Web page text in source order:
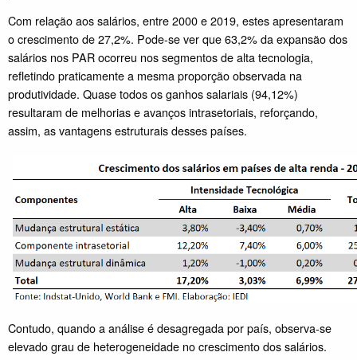
Com relação aos salários, entre 2000 e 2019, estes apresentaram
o crescimento de 27,2%. Pode-se ver que 63,2% da expansão dos
salários nos PAR ocorreu nos segmentos de alta tecnologia,
refletindo praticamente a mesma proporção observada na
produtividade. Quase todos os ganhos salariais (94,12%)
resultaram de melhorias e avanços intrasetoriais, reforçando,
assim, as vantagens estruturais desses países.
Contudo, quando a análise é desagregada por país, observa-se
elevado grau de heterogeneidade no crescimento dos salários.